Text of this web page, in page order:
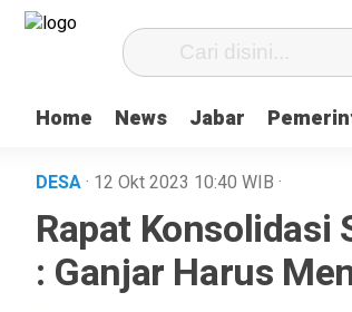
Home News Jabar
DESA· 12 Okt 2023 10:40 WIB ·
Rapat Konsolidasi
: Ganjar Harus